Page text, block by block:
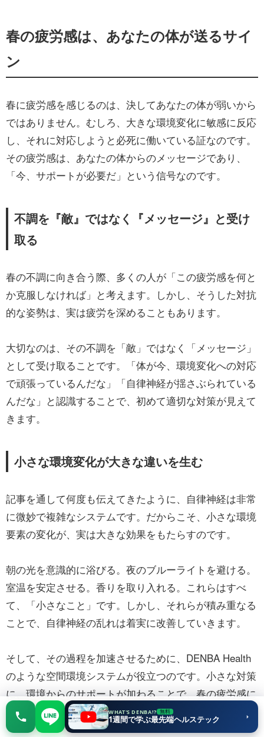
春の疲労感は、あなたの体が送るサイ
ン
春に疲労感を感じるのは、決してあなたの体が弱いから
ではありません。むしろ、大きな環境変化に敏感に反応
し、それに対応しようと必死に働いている証なのです。
その疲労感は、あなたの体からのメッセージであり、
「今、サポートが必要だ」という信号なのです。
不調を『敵』ではなく『メッセージ』と受け
取る
春の不調に向き合う際、多くの人が「この疲労感を何と
か克服しなければ」と考えます。しかし、そうした対抗
的な姿勢は、実は疲労を深めることもあります。
大切なのは、その不調を「敵」ではなく「メッセージ」
として受け取ることです。「体が今、環境変化への対応
で頑張っているんだな」「自律神経が揺さぶられている
んだな」と認識することで、初めて適切な対策が見えて
きます。
小さな環境変化が大きな違いを生む
記事を通して何度も伝えてきたように、自律神経は非常
に微妙で複雑なシステムです。だからこそ、小さな環境
要素の変化が、実は大きな効果をもたらすのです。
朝の光を意識的に浴びる。夜のブルーライトを避ける。
室温を安定させる。香りを取り入れる。これらはすべ
て、「小さなこと」です。しかし、それらが積み重なる
ことで、自律神経の乱れは着実に改善していきます。
そして、その過程を加速させるために、DENBA Health
のような空間環境システムが役立つのです。小さな対策
に、環境からのサポートが加わることで、春の疲労感に
向き合う力が大きく変わります。
7日間 無料
お試しする 相談する
WHAT'S DENBA!? 無料
1週間で学ぶ最先端ヘルステック